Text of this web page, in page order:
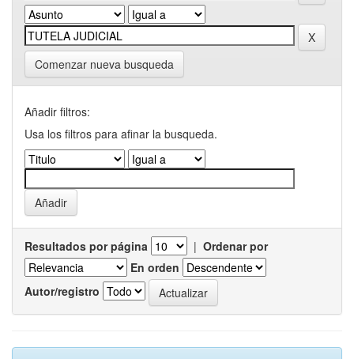
Comenzar nueva busqueda
Añadir filtros:
Usa los filtros para afinar la busqueda.
Resultados por página | Ordenar por
En orden
Autor/registro